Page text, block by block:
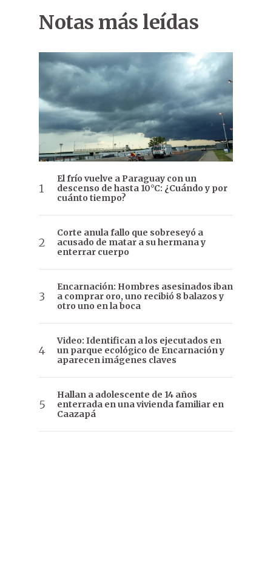
Notas más leídas
El frío vuelve a Paraguay con un
descenso de hasta 10°C: ¿Cuándo y por
cuánto tiempo?
Corte anula fallo que sobreseyó a
acusado de matar a su hermana y
enterrar cuerpo
Encarnación: Hombres asesinados iban
a comprar oro, uno recibió 8 balazos y
otro uno en la boca
Video: Identifican a los ejecutados en
un parque ecológico de Encarnación y
aparecen imágenes claves
Hallan a adolescente de 14 años
enterrada en una vivienda familiar en
Caazapá